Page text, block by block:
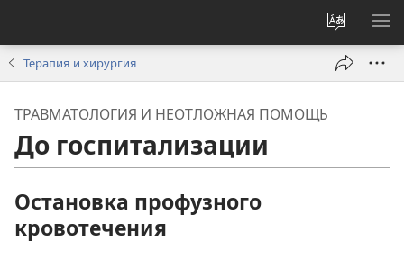
язык
сайта
Терапия и хирургия
ТРАВМАТОЛОГИЯ И НЕОТЛОЖНАЯ ПОМОЩЬ
До госпитализации
Остановка профузного
кровотечения